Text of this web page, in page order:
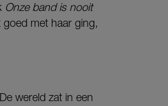
Onze band is nooit
met haar ging,
wereld zat in een